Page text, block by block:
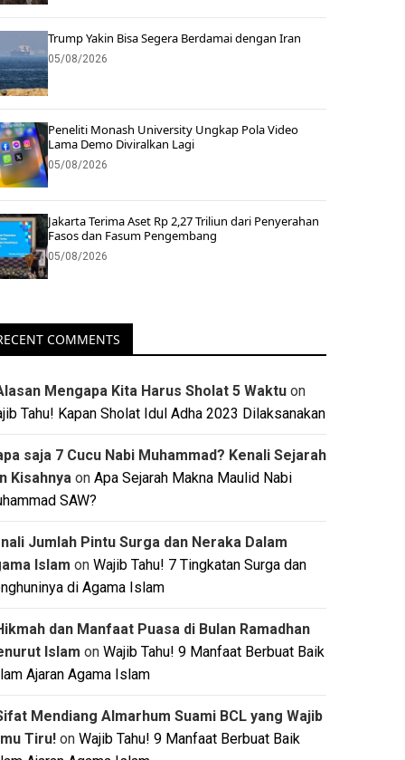
Trump Yakin Bisa Segera Berdamai dengan Iran
05/08/2026
Peneliti Monash University Ungkap Pola Video
Lama Demo Diviralkan Lagi
05/08/2026
Jakarta Terima Aset Rp 2,27 Triliun dari Penyerahan
Fasos dan Fasum Pengembang
05/08/2026
COMMENTS
Mengapa Kita Harus Sholat 5 Waktu on
Tahu! Kapan Sholat Idul Adha 2023 Dilaksanakan
saja 7 Cucu Nabi Muhammad? Kenali Sejarah
Kisahnya on Apa Sejarah Makna Maulid Nabi
SAW?
Jumlah Pintu Surga dan Neraka Dalam
Islam on Wajib Tahu! 7 Tingkatan Surga dan
di Agama Islam
dan Manfaat Puasa di Bulan Ramadhan
Islam on Wajib Tahu! 9 Manfaat Berbuat Baik
Ajaran Agama Islam
Mendiang Almarhum Suami BCL yang Wajib
Tiru! on Wajib Tahu! 9 Manfaat Berbuat Baik